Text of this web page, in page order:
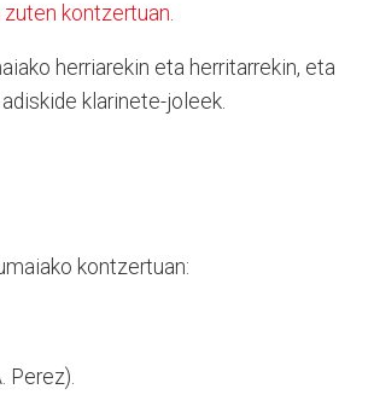
kontzertuan
herriarekin eta herritarrekin, eta
klarinete-joleek.
kontzertuan:
Perez).